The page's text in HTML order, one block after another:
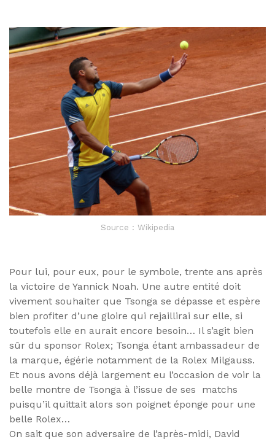
Source : Wikipedia
Pour lui, pour eux, pour le symbole, trente ans après
la victoire de Yannick Noah. Une autre entité doit
vivement souhaiter que Tsonga se dépasse et espère
bien profiter d’une gloire qui rejaillirai sur elle, si
toutefois elle en aurait encore besoin… Il s’agit bien
sûr du sponsor Rolex; Tsonga étant ambassadeur de
la marque, égérie notamment de la Rolex Milgauss.
Et nous avons déjà largement eu l’occasion de voir la
belle montre de Tsonga à l’issue de ses matchs
puisqu’il quittait alors son poignet éponge pour une
belle Rolex…
On sait que son adversaire de l’après-midi, David